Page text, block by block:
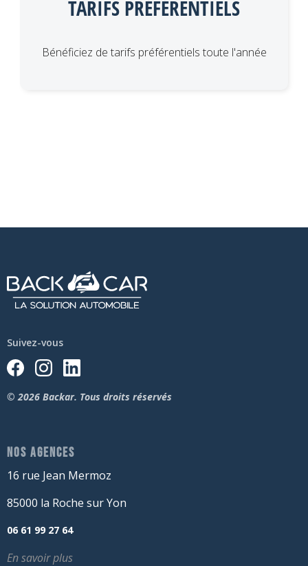
TARIFS PRÉFÉRENTIELS
Bénéficiez de tarifs préférentiels toute l'année
Suivez-vous
© 2026 Backar. Tous droits réservés
NOS AGENCES
16 rue Jean Mermoz
85000 la Roche sur Yon
06 61 99 27 64
En savoir plus